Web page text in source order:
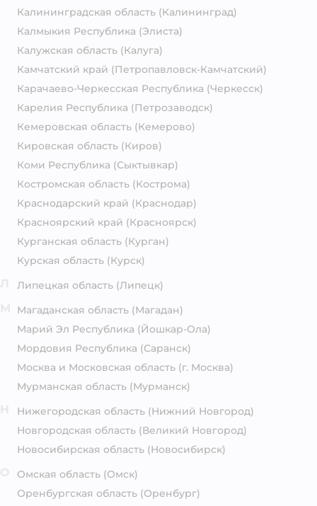
Калининградская область (Калининград)
Калмыкия Республика (Элиста)
Калужская область (Калуга)
Камчатский край (Петропавловск-Камчатский)
Карачаево-Черкесская Республика (Черкесск)
Карелия Республика (Петрозаводск)
Кемеровская область (Кемерово)
Кировская область (Киров)
Коми Республика (Сыктывкар)
Костромская область (Кострома)
Краснодарский край (Краснодар)
Красноярский край (Красноярск)
Курганская область (Курган)
Курская область (Курск)
Липецкая область (Липецк)
Магаданская область (Магадан)
Марий Эл Республика (Йошкар-Ола)
Мордовия Республика (Саранск)
Москва и Московская область (г. Москва)
Мурманская область (Мурманск)
Нижегородская область (Нижний Новгород)
Новгородская область (Великий Новгород)
Новосибирская область (Новосибирск)
Омская область (Омск)
Оренбургская область (Оренбург)